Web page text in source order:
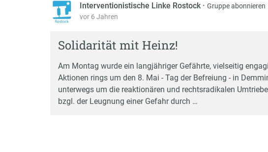
Interventionistische Linke Rostock · Gruppe abonnieren
vor 6 Jahren
Solidarität mit Heinz!
Am Montag wurde ein langjähriger Gefährte, vielseitig
Aktionen rings um den 8. Mai - Tag der Befreiung - in
unterwegs um die reaktionären und rechtsradikalen
bzgl. der Leugnung einer Gefahr durch …